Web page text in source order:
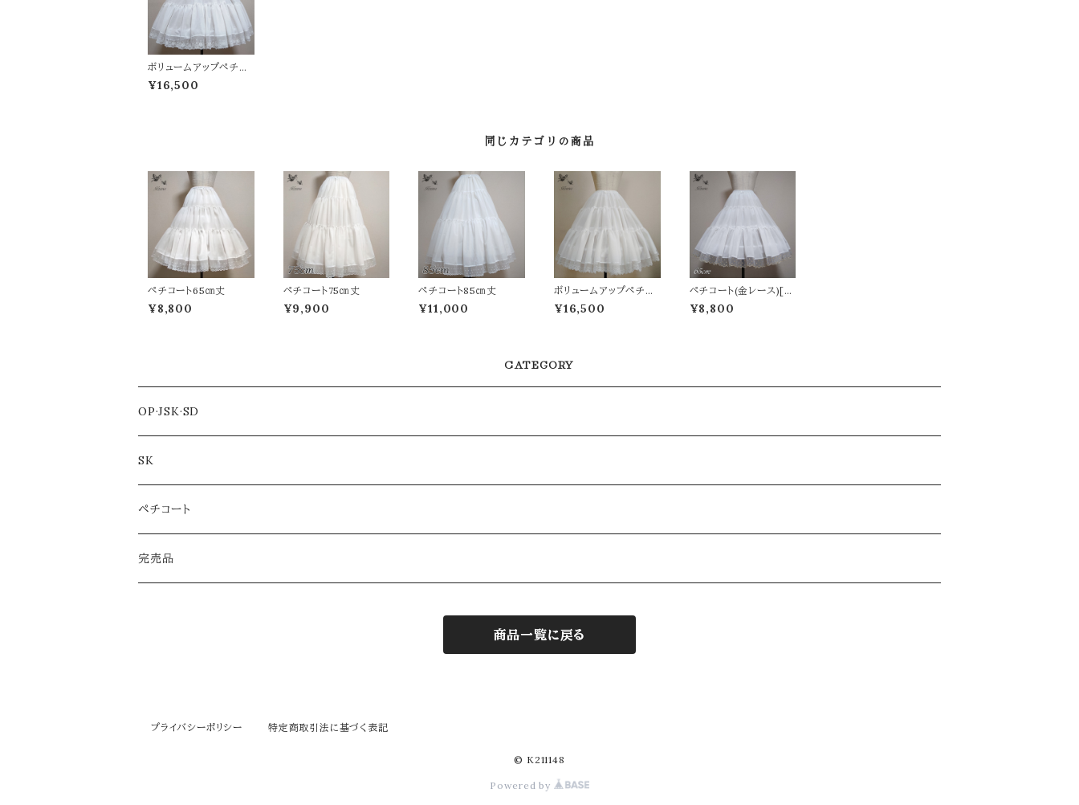
ボリュームアップペチコ
ート(薔薇レース)[KER
A SHOP新宿限定]
¥16,500
同じカテゴリの商品
ペチコート65㎝丈
¥8,800
ペチコート75㎝丈
¥9,900
ペチコート85㎝丈
¥11,000
ボリュームアップペチコ
ート
¥16,500
ペチコート(金レース)[K
ERA SHOP新宿限定]
¥8,800
CATEGORY
OP·JSK·SD
SK
ペチコート
完売品
商品一覧に戻る
プライバシーポリシー 特定商取引法に基づく表記
© K211148
Powered by